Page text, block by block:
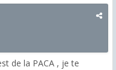
de la PACA , je te